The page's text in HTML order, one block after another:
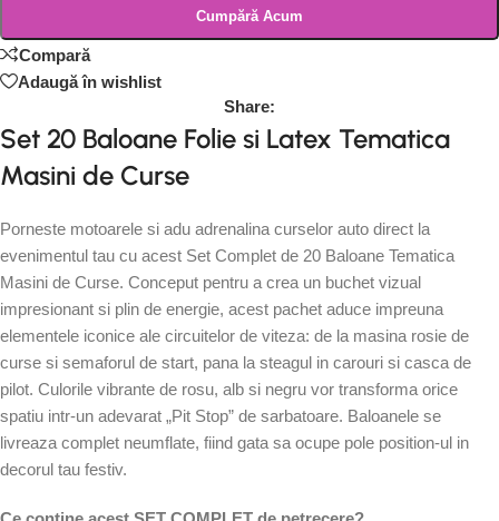
Cumpără Acum
Compară
Adaugă în wishlist
Share:
Set 20 Baloane Folie si Latex Tematica
Masini de Curse
Porneste motoarele si adu adrenalina curselor auto direct la
evenimentul tau cu acest Set Complet de 20 Baloane Tematica
Masini de Curse. Conceput pentru a crea un buchet vizual
impresionant si plin de energie, acest pachet aduce impreuna
elementele iconice ale circuitelor de viteza: de la masina rosie de
curse si semaforul de start, pana la steagul in carouri si casca de
pilot. Culorile vibrante de rosu, alb si negru vor transforma orice
spatiu intr-un adevarat „Pit Stop” de sarbatoare. Baloanele se
livreaza complet neumflate, fiind gata sa ocupe pole position-ul in
decorul tau festiv.